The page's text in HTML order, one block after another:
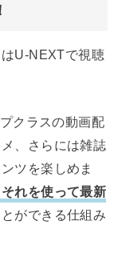
U-NEXTで視聴
クラスの動画配
、さらには雑誌
ツを楽しめま
れを使って最新
とができる仕組み